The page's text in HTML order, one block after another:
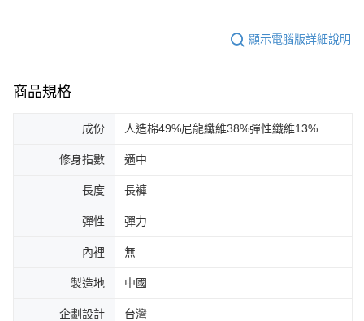
顯示電腦版詳細說明
商品規格
成份 人造棉49%尼龍纖維38%彈性纖維13%
修身指數 適中
長度 長褲
彈性 彈力
內裡 無
製造地 中國
企劃設計 台灣